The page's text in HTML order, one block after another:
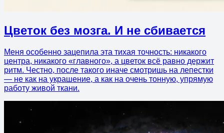
Цветок без мозга. И не сбивается
Меня особенно зацепила эта тихая точность: никакого
центра, никакого «главного», а цветок всё равно держит
ритм. Честно, после такого иначе смотришь на лепестки
— не как на украшение, а как на очень тонную, упрямую
работу живой ткани.